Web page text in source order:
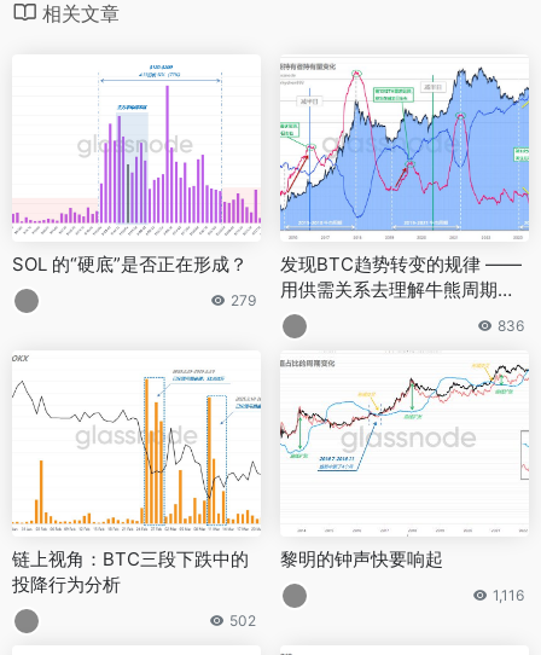
相关文章
SOL 的“硬底”是否正在形成？
279
发现BTC趋势转变的规律 ——
用供需关系去理解牛熊周期的
底层逻辑
836
链上视角：BTC三段下跌中的
投降行为分析
502
黎明的钟声快要响起
1,116